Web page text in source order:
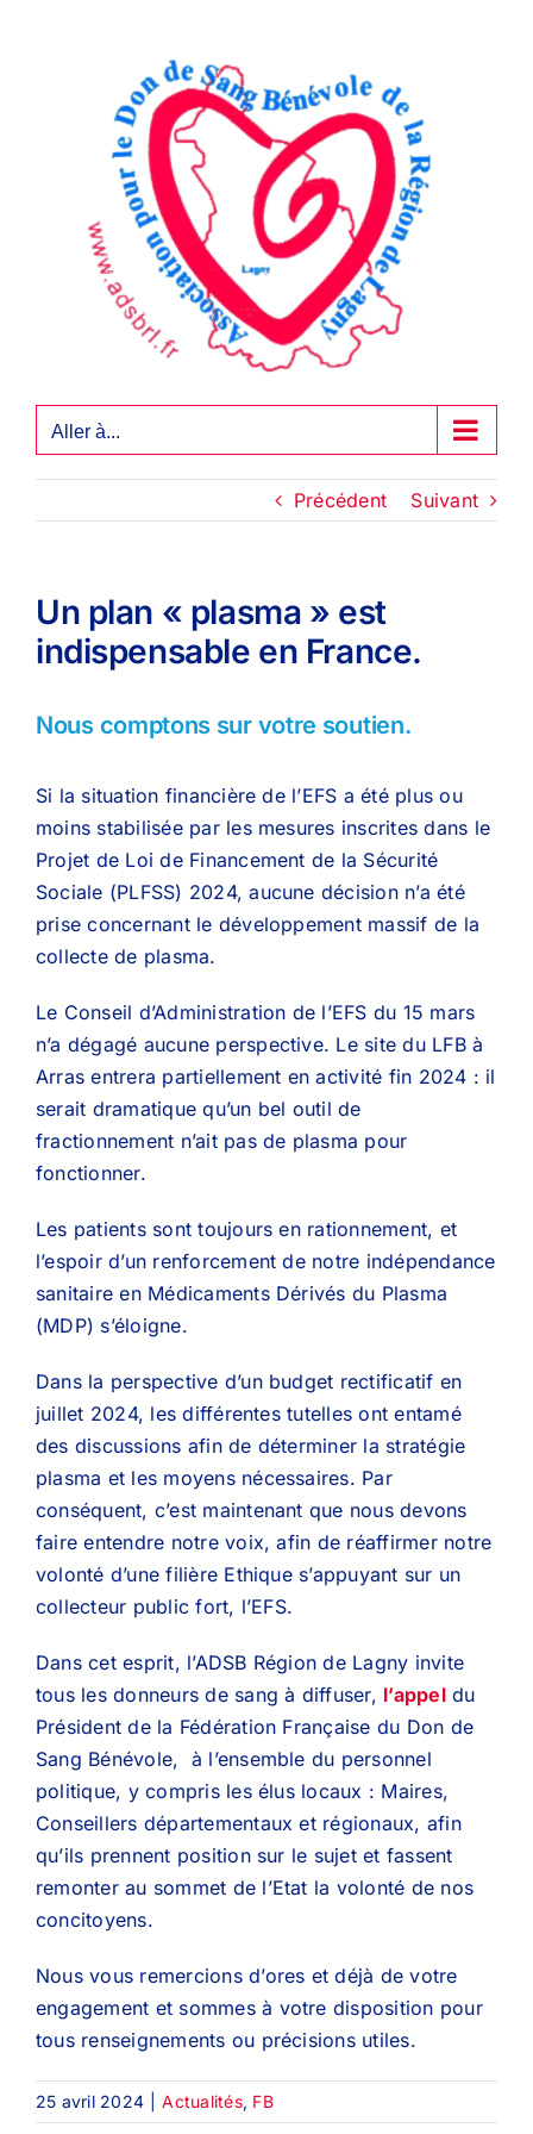
Aller à...
Précédent Suivant
Un plan « plasma » est
indispensable en France.
Nous comptons sur votre soutien.
Si la situation financière de l’EFS a été plus ou
moins stabilisée par les mesures inscrites dans le
Projet de Loi de Financement de la Sécurité
Sociale (PLFSS) 2024, aucune décision n’a été
prise concernant le développement massif de la
collecte de plasma.
Le Conseil d’Administration de l’EFS du 15 mars
n’a dégagé aucune perspective. Le site du LFB à
Arras entrera partiellement en activité fin 2024 : il
serait dramatique qu’un bel outil de
fractionnement n’ait pas de plasma pour
fonctionner.
Les patients sont toujours en rationnement, et
l’espoir d’un renforcement de notre indépendance
sanitaire en Médicaments Dérivés du Plasma
(MDP) s’éloigne.
Dans la perspective d’un budget rectificatif en
juillet 2024, les différentes tutelles ont entamé
des discussions afin de déterminer la stratégie
plasma et les moyens nécessaires. Par
conséquent, c’est maintenant que nous devons
faire entendre notre voix, afin de réaffirmer notre
volonté d’une filière Ethique s’appuyant sur un
collecteur public fort, l’EFS.
Dans cet esprit, l’ADSB Région de Lagny invite
tous les donneurs de sang à diffuser, l’appeldu
Président de la Fédération Française du Don de
Sang Bénévole, à l’ensemble du personnel
politique, y compris les élus locaux : Maires,
Conseillers départementaux et régionaux, afin
qu’ils prennent position sur le sujet et fassent
remonter au sommet de l’Etat la volonté de nos
concitoyens.
Nous vous remercions d’ores et déjà de votre
engagement et sommes à votre disposition pour
tous renseignements ou précisions utiles.
25 avril 2024 Actualités, FB